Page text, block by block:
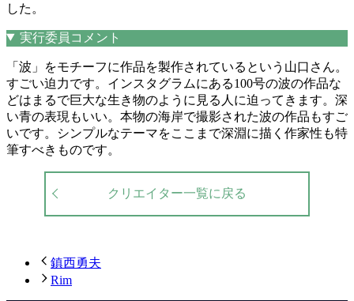
した。
実行委員コメント
「波」をモチーフに作品を製作されているという山口さん。
すごい迫力です。インスタグラムにある100号の波の作品な
どはまるで巨大な生き物のように見る人に迫ってきます。深
い青の表現もいい。本物の海岸で撮影された波の作品もすご
いです。シンプルなテーマをここまで深淵に描く作家性も特
筆すべきものです。
クリエイター一覧に戻る
鎮西勇夫
Rim